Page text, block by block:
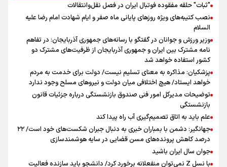
جمله‌ای که بغض چهارماهه را شکست؛ «آهای مردم، آقا از
تهران رفتند»
سه حسرتی که به دلم ماند
اینفو برنا/ میزان مالیات بر ارزش افزوده چقدر است؟
اینفو برنا / ۴ مسیر اصلی پیاده روی اربعین در عراق
"ثبات" حلقه مفقوده فوتبال ایران در فصل نقل‌وانتقالات
نصب کتیبه‌های ویژه روزهای پایانی ماه صفر و ایام شهادت امام رضا علیه
السلام
وزیر ورزش و جوانان در گفتگو با رسانه‌های جمهوری آذربایجان: در تفاهم
نامه مشترک بین ایران و جمهوری آذربایجان از ظرفیت‌های مشترک دو
کشور استفاده خواهد شد
پزشکیان: مذاکره به معنای تسلیم نیست/ دولت برای خدمت به مردم
خواهد ایستاد/ هیچ اختلافی میان دولت و نیروهای مسلح وجود ندارد
توضیحات مدیرکل امور فنی صندوق بازنشستگی درباره جزئیات قانون
بازنشستگی
علم باید به اتاق تصمیم‌گیری آب راه پیدا کند
جهانگیر: دشمن با بمباران خبری به دنبال جبران شکست‌های خود است/ ۲۲
درصد کاهش پرونده‌های مسن قضایی در سایه هوشمندسازی
جوان سال ایران باشید
با نسل Z نمی‌توان منفعلانه برخورد کرد/ دانشجو باید سازنده فعالیت